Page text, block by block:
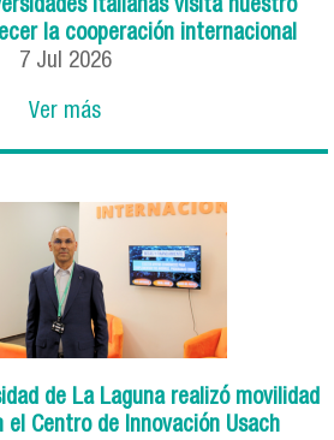
italianas visita nuestro
la cooperación internacional
7 Jul 2026
Ver más
de La Laguna realizó movilidad
Centro de Innovación Usach